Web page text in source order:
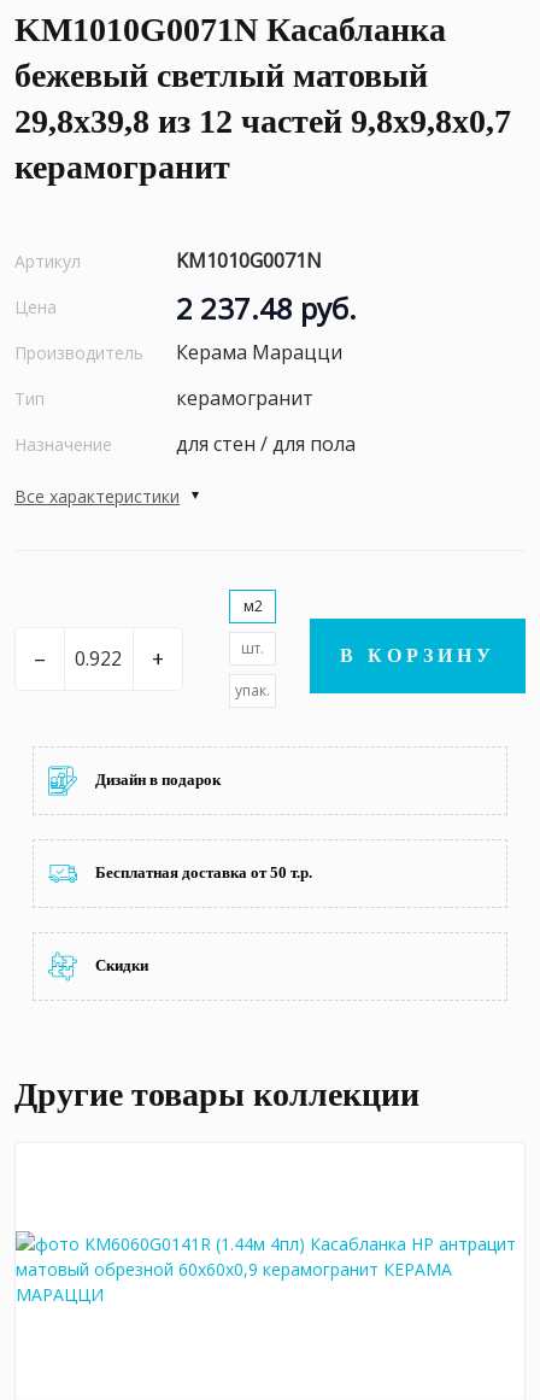
KM1010G0071N Касабланка
бежевый светлый матовый
29,8х39,8 из 12 частей 9,8x9,8x0,7
керамогранит
Артикул KM1010G0071N
Цена 2 237.48 руб.
Производитель Керама Марацци
Тип керамогранит
Назначение для стен / для пола
Все характеристики
– +
м2
шт.
упак.
В КОРЗИНУ
Дизайн в подарок
Бесплатная доставка от 50 т.р.
Скидки
Другие товары коллекции